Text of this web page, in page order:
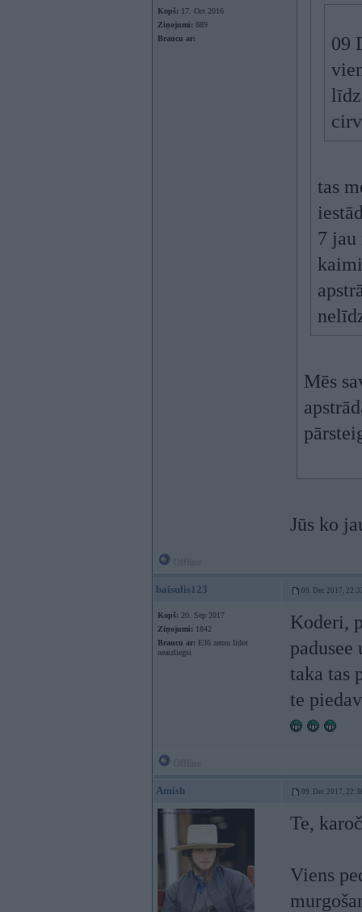
Kopš: 17. Oct 2016
Ziņojumi: 889
Braucu ar:
09
tas
7 jau
Mēs
Jūs ko
baisulis123 09. Dec 2017,
Kopš: 20. Sep 2017
Ziņojumi: 1842
Braucu ar: E36 zemu lidot
neaizliegsi
Koderi,
taka tas
te
Amish 09. Dec 2017,
Te,
Viens